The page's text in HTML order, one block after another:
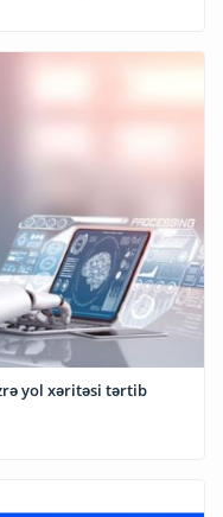
yol xəritəsi tərtib